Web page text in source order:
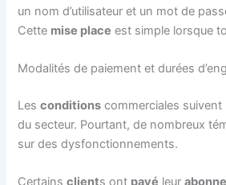
un nom d’utilisateur et un mot de
Cette mise place est simple lorsque
Modalités de paiement et durées
Lesconditions commerciales
du secteur. Pourtant, de nombreux
sur des dysfonctionnements.
Certainsclients ont payé leur